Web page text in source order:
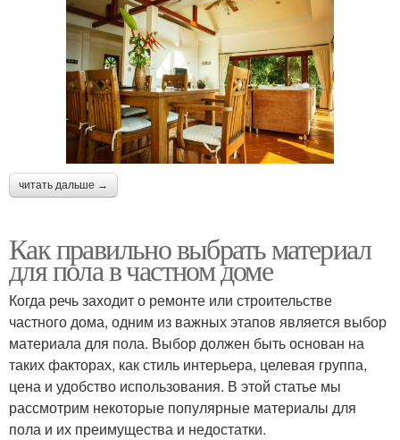
читать дальше →
Как правильно выбрать материал
для пола в частном доме
Когда речь заходит о ремонте или строительстве
частного дома, одним из важных этапов является выбор
материала для пола. Выбор должен быть основан на
таких факторах, как стиль интерьера, целевая группа,
цена и удобство использования. В этой статье мы
рассмотрим некоторые популярные материалы для
пола и их преимущества и недостатки.